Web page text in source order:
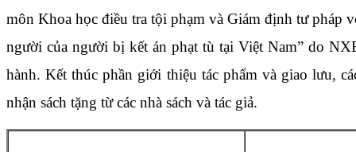
môn Khoa học điều tra tội phạm và Giám định tư pháp
người của người bị kết án phạt tù tại Việt Nam” do
hành. Kết thúc phần giới thiệu tác phẩm và giao lưu,
nhận sách tặng từ các nhà sách và tác giả.